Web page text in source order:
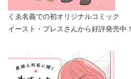
くゑ名義での初オリジナルコミック
イースト・プレスさんから好評発売中！